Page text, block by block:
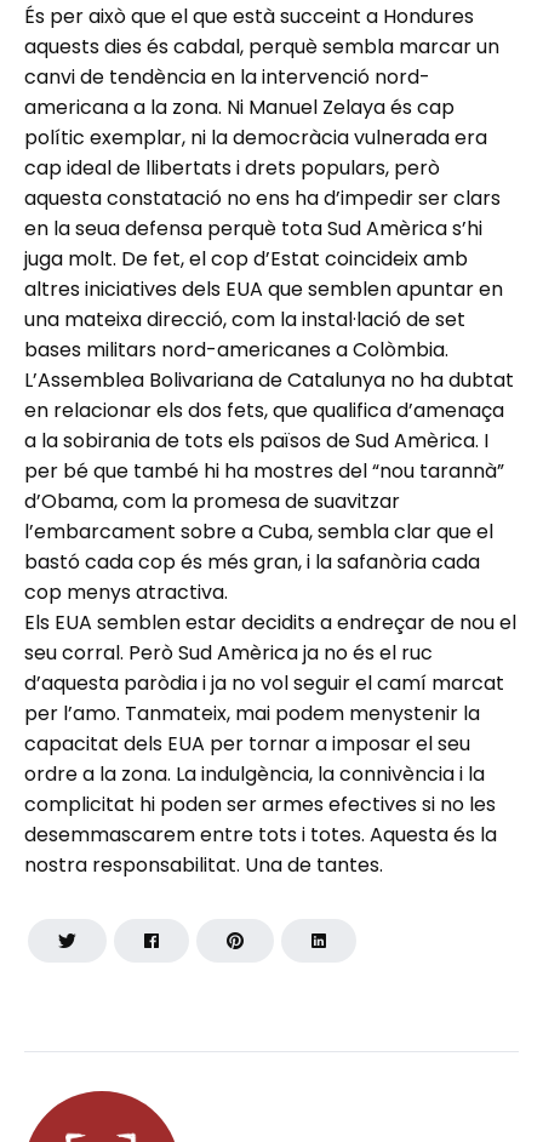
És per això que el que està succeint a Hondures
aquests dies és cabdal, perquè sembla marcar un
canvi de tendència en la intervenció nord-
americana a la zona. Ni Manuel Zelaya és cap
polític exemplar, ni la democràcia vulnerada era
cap ideal de llibertats i drets populars, però
aquesta constatació no ens ha d’impedir ser clars
en la seua defensa perquè tota Sud Amèrica s’hi
juga molt. De fet, el cop d’Estat coincideix amb
altres iniciatives dels EUA que semblen apuntar en
una mateixa direcció, com la instal·lació de set
bases militars nord-americanes a Colòmbia.
L’Assemblea Bolivariana de Catalunya no ha dubtat
en relacionar els dos fets, que qualifica d’amenaça
a la sobirania de tots els països de Sud Amèrica. I
per bé que també hi ha mostres del “nou tarannà”
d’Obama, com la promesa de suavitzar
l’embarcament sobre a Cuba, sembla clar que el
bastó cada cop és més gran, i la safanòria cada
cop menys atractiva.
Els EUA semblen estar decidits a endreçar de nou el
seu corral. Però Sud Amèrica ja no és el ruc
d’aquesta paròdia i ja no vol seguir el camí marcat
per l’amo. Tanmateix, mai podem menystenir la
capacitat dels EUA per tornar a imposar el seu
ordre a la zona. La indulgència, la connivència i la
complicitat hi poden ser armes efectives si no les
desemmascarem entre tots i totes. Aquesta és la
nostra responsabilitat. Una de tantes.